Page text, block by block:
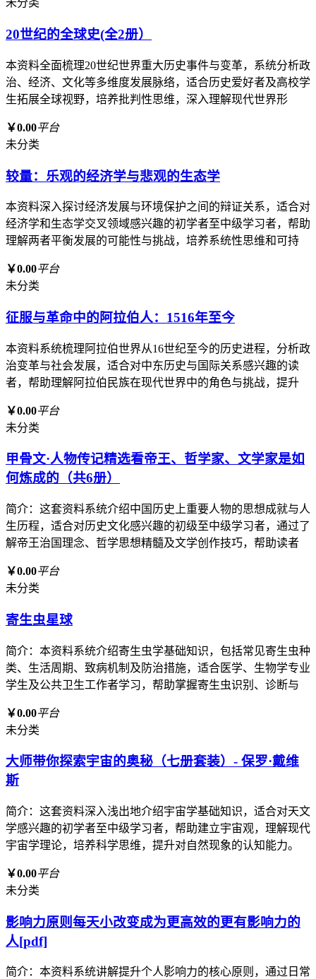
未分类
20世纪的全球史(全2册）
本资料全面梳理20世纪世界重大历史事件与变革，系统分析政
治、经济、文化等多维度发展脉络，适合历史爱好者及高校学
生拓展全球视野，培养批判性思维，深入理解现代世界形
￥0.00平台
未分类
较量：乐观的经济学与悲观的生态学
本资料深入探讨经济发展与环境保护之间的辩证关系，适合对
经济学和生态学交叉领域感兴趣的初学者至中级学习者，帮助
理解两者平衡发展的可能性与挑战，培养系统性思维和可持
￥0.00平台
未分类
征服与革命中的阿拉伯人：1516年至今
本资料系统梳理阿拉伯世界从16世纪至今的历史进程，分析政
治变革与社会发展，适合对中东历史与国际关系感兴趣的读
者，帮助理解阿拉伯民族在现代世界中的角色与挑战，提升
￥0.00平台
未分类
甲骨文·人物传记精选看帝王、哲学家、文学家是如
何炼成的（共6册）
简介：这套资料系统介绍中国历史上重要人物的思想成就与人
生历程，适合对历史文化感兴趣的初级至中级学习者，通过了
解帝王治国理念、哲学思想精髓及文学创作技巧，帮助读者
￥0.00平台
未分类
寄生虫星球
简介：本资料系统介绍寄生虫学基础知识，包括常见寄生虫种
类、生活周期、致病机制及防治措施，适合医学、生物学专业
学生及公共卫生工作者学习，帮助掌握寄生虫识别、诊断与
￥0.00平台
未分类
大师带你探索宇宙的奥秘（七册套装）- 保罗·戴维
斯
简介：这套资料深入浅出地介绍宇宙学基础知识，适合对天文
学感兴趣的初学者至中级学习者，帮助建立宇宙观，理解现代
宇宙学理论，培养科学思维，提升对自然现象的认知能力。
￥0.00平台
未分类
影响力原则每天小改变成为更高效的更有影响力的
人[pdf]
简介：本资料系统讲解提升个人影响力的核心原则，通过日常